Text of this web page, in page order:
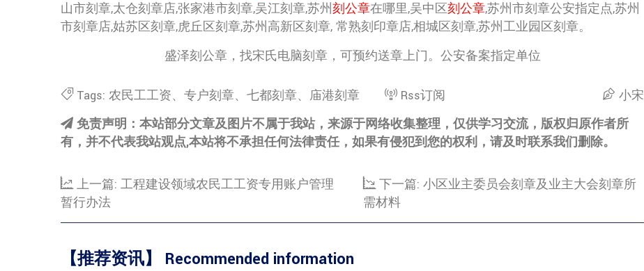
山市刻章,太仓刻章店,张家港市刻章,吴江刻章,苏州刻公章在哪里,吴中区刻公章,苏州市刻章公安指定点,苏州
市刻章店,姑苏区刻章,虎丘区刻章,苏州高新区刻章, 常熟刻印章店,相城区刻章,苏州工业园区刻章。
盛泽刻公章，找宋氏电脑刻章，可预约送章上门。公安备案指定单位
Tags: 农民工工资、 专户刻章、 七都刻章、 庙港刻章 Rss订阅
小宋
免责声明：本站部分文章及图片不属于我站，来源于网络收集整理，仅供学习交流，版权归原作者所
有，并不代表我站观点,本站将不承担任何法律责任，如果有侵犯到您的权利，请及时联系我们删除。
上一篇: 工程建设领域农民工工资专用账户管理
暂行办法
下一篇: 小区业主委员会刻章及业主大会刻章所
需材料
【推荐资讯】 Recommended information